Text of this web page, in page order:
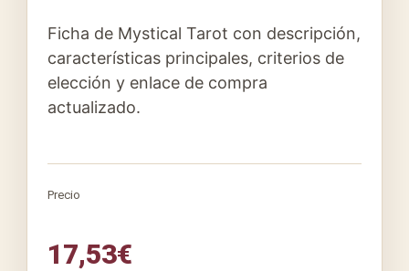
Ficha de Mystical Tarot con descripción,
características principales, criterios de
elección y enlace de compra
actualizado.
Precio
17,53€